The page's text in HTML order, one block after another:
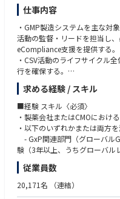
■経験 スキル〈尚可〉
• プロジェクトマネジメントの
• ICH Q10、PIC/S GMP
識
• リスクベースのアプローチに
監査チェックリストの作成・
• 製造環境におけるデータイン
装・評価経験
• CSVライフサイクルおよび
• AI/MLバリデーションに関する
• 修士号または博士号
• 規制当局査察（FDA、EMA
• グローバルベンダーガバナン
• デジタル品質イニシアチブ（
関与経験
仕事内容
・GMP製造システムを主な対
活動の監督・リードを担当し
eCompliance支援を提供する。
・CSV活動のライフサイクル
行を確保する。
・GxPシステムのリスクベース
ョン計画書・ユーザー要件仕
（IQ/OQ/PQ）・トレーサビリ
OP・変更管理文書など、シス
う。
・初期リスクアセスメントの
バル/ローカルITシステムへの
・リスクレベルおよび頻度に
る。
・変更管理の監督を行い、規
求める経験 / スキル
■経験 スキル〈必須〉
・製薬会社またはCMOにおけ
・以下のいずれかまたは両方を
- GxP関連部門（グローバル
験（3年以上、うちグローバル
- グローバルレベルでのCSVま
年以上または同等）、および
熟
従業員数
20,171名 （連結）